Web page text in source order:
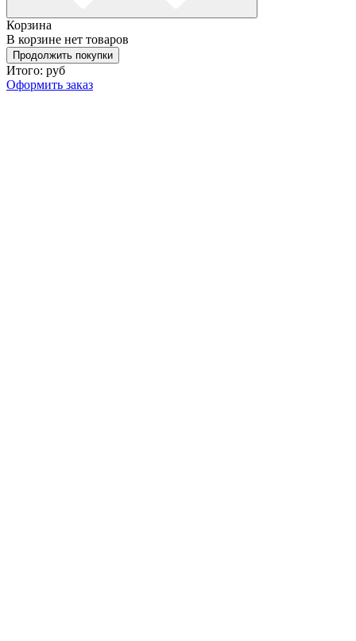
Корзина
В корзине нет товаров
Продолжить покупки
Итого: руб
Оформить заказ